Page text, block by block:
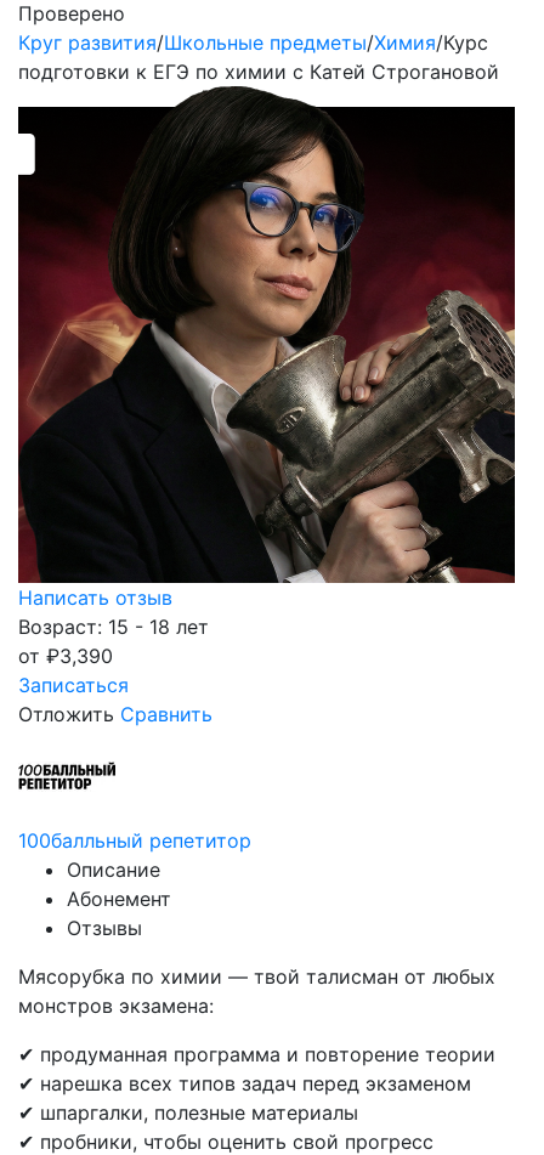
Проверено
Круг развития/Школьные предметы/Химия/Курс
подготовки к ЕГЭ по химии с Катей Строгановой
Написать отзыв
Возраст: 15 - 18 лет
от ₽3,390
Записаться
Отложить Сравнить
100балльный репетитор
Описание
Абонемент
Отзывы
Мясорубка по химии — твой талисман от любых
монстров экзамена:
✔ продуманная программа и повторение теории
✔ нарешка всех типов задач перед экзаменом
✔ шпаргалки, полезные материалы
✔ пробники, чтобы оценить свой прогресс